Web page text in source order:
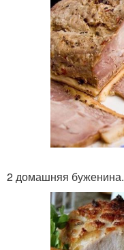
2 домашняя буженина.